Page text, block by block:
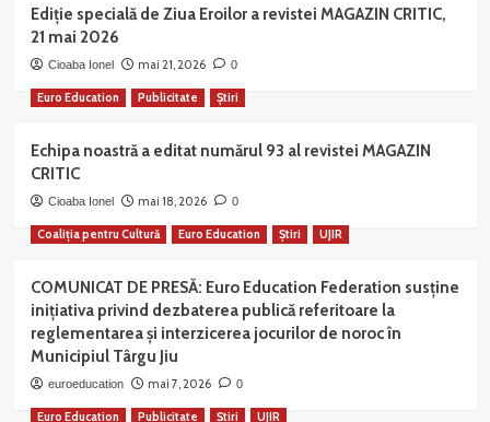
Ediție specială de Ziua Eroilor a revistei MAGAZIN CRITIC,
21 mai 2026
Cioaba Ionel mai 21, 2026 0
Euro Education Publicitate Știri
Echipa noastră a editat numărul 93 al revistei MAGAZIN
CRITIC
Cioaba Ionel mai 18, 2026 0
Coaliția pentru Cultură Euro Education Știri UJIR
COMUNICAT DE PRESĂ: Euro Education Federation susține
inițiativa privind dezbaterea publică referitoare la
reglementarea și interzicerea jocurilor de noroc în
Municipiul Târgu Jiu
euroeducation mai 7, 2026 0
Euro Education Publicitate Știri UJIR